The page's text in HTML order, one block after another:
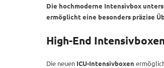
Die hochmoderne Intensivbox
ermöglicht eine besonders präzise
High-End
Die neuen ICU-Intensivboxen